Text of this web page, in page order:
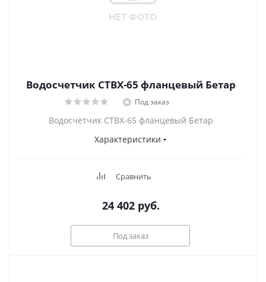
Водосчетчик СТВХ-65 фланцевый Бетар
Под заказ
Водосчетчик СТВХ-65 фланцевый Бетар
Характеристики
Сравнить
24 402 руб.
Под заказ